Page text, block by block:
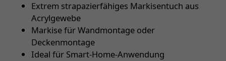
Extrem strapazierfähiges Markisentuch aus
Acrylgewebe
Markise für Wandmontage oder
Deckenmontage
Ideal für Smart-Home-Anwendung